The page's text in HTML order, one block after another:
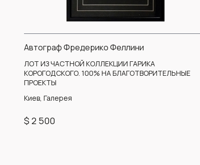
Автограф Фредерико Феллини
ЛОТ ИЗ ЧАСТНОЙ КОЛЛЕКЦИИ ГАРИКА
КОРОГОДСКОГО. 100% НА БЛАГОТВОРИТЕЛЬНЫЕ
ПРОЕКТЫ
Киев, Галерея
$ 2 500